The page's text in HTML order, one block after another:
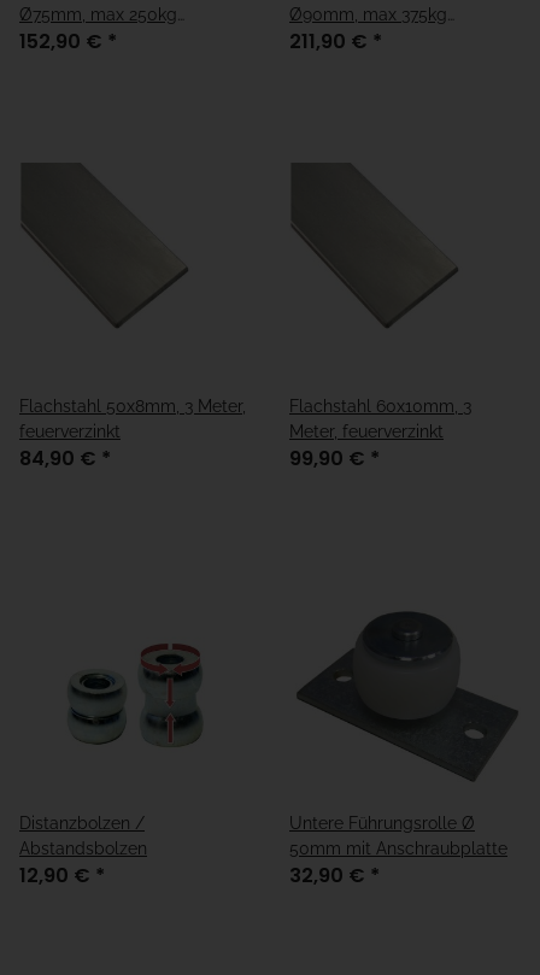
Ø75mm, max 250kg
Belastung
152,90 € *
Ø90mm, max 375kg
Belastung
211,90 € *
Flachstahl 50x8mm, 3 Meter,
feuerverzinkt
84,90 € *
Flachstahl 60x10mm, 3
Meter, feuerverzinkt
99,90 € *
Distanzbolzen /
Abstandsbolzen
12,90 € *
Untere Führungsrolle Ø
50mm mit Anschraubplatte
32,90 € *